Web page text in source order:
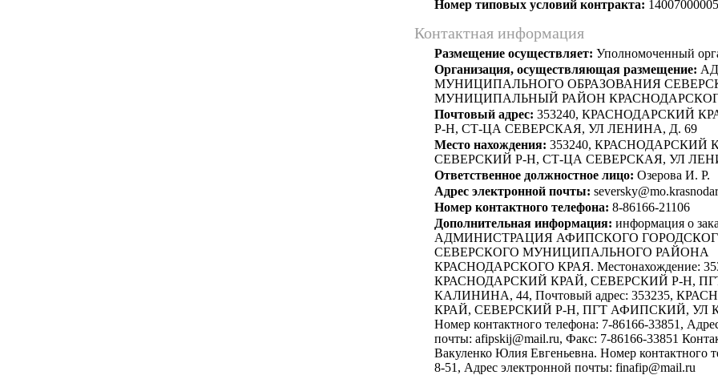
Номер типовых условий контракта:
Контактная информация
Размещение осуществляет: Уполномоченный
Организация, осуществляющая размещение:
МУНИЦИПАЛЬНОГО ОБРАЗОВАНИЯ
МУНИЦИПАЛЬНЫЙ РАЙОН
Почтовый адрес: 353240, КРАСНОДАРСКИЙ
Р-Н, СТ-ЦА СЕВЕРСКАЯ, УЛ ЛЕНИНА, Д. 69
Место нахождения: 353240, КРАСНОДАРСКИЙ
СЕВЕРСКИЙ Р-Н, СТ-ЦА СЕВЕРСКАЯ, УЛ
Ответственное должностное лицо: Озерова И. Р.
Адрес электронной почты:
Номер контактного телефона: 8-86166-21106
Дополнительная информация: информация о
АДМИНИСТРАЦИЯ АФИПСКОГО
СЕВЕРСКОГО МУНИЦИПАЛЬНОГО РАЙОНА
КРАСНОДАРСКОГО КРАЯ. Местонахождение:
КРАСНОДАРСКИЙ КРАЙ, СЕВЕРСКИЙ Р-Н,
КАЛИНИНА, 44, Почтовый адрес: 353235,
КРАЙ, СЕВЕРСКИЙ Р-Н, ПГТ АФИПСКИЙ, УЛ
Номер контактного телефона: 7-86166-33851,
почты: afipskij@mail.ru, Факс: 7-86166-33851
Вакуленко Юлия Евгеньевна. Номер контактного
8-51, Адрес электронной почты: finafip@mail.ru